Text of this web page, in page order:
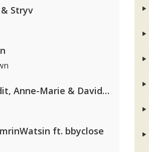
Stryv
Clean Bandit, Anne-Marie & David Guetta
ft. bbyclose